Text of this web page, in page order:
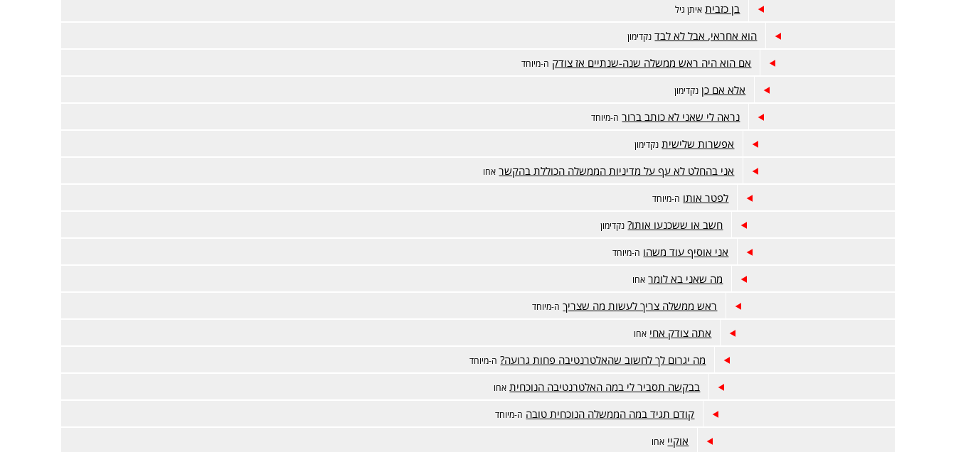
בן כזבית איתן גיל
הוא אחראי, אבל לא לבד נקדימון
אם הוא היה ראש ממשלה שנה-שנתיים אז צודק ה-מיוחד
אלא אם כן נקדימון
נראה לי שאני לא כותב ברור ה-מיוחד
אפשרות שלישית נקדימון
אני בהחלט לא עף על מדיניות הממשלה הכוללת בהקשר אחו
לפטר אותו ה-מיוחד
חשב או ששכנעו אותו? נקדימון
אני אוסיף עוד משהו ה-מיוחד
מה שאני בא לומר אחו
ראש ממשלה צריך לעשות מה שצריך ה-מיוחד
אתה צודק אחי אחו
מה יגרום לך לחשוב שהאלטרנטיבה פחות גרועה? ה-מיוחד
בבקשה תסביר לי במה האלטרנטיבה הנוכחית אחו
קודם תגיד במה הממשלה הנוכחית טובה ה-מיוחד
אוקיי אחו